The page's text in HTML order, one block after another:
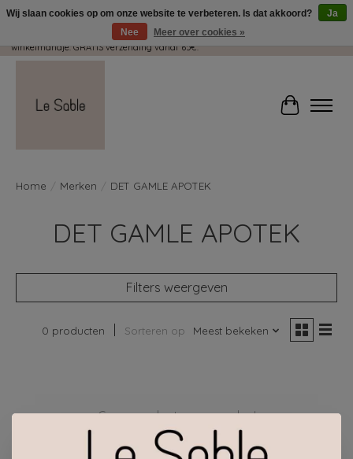
Wij pakken met plezier jouw kadootjes GRATIS in! Duid dit zeker aan in je
winkelmandje. GRATIS verzending vanaf 65€.
Home Merken DET GAMLE APOTEK
DET GAMLE APOTEK
Filters weergeven
0 producten Sorteren op Meest bekeken
Geen producten gevonden!
Wij slaan cookies op om onze website te verbeteren. Is dat akkoord?
Ja
Nee
Meer over cookies »